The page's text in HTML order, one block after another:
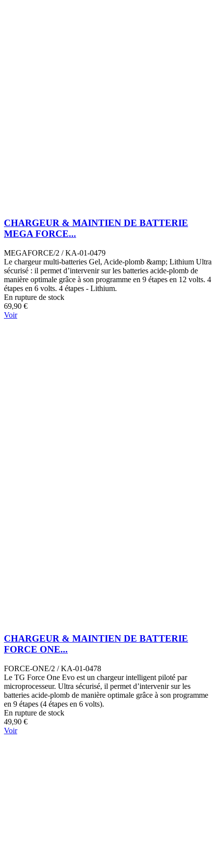
CHARGEUR & MAINTIEN DE BATTERIE
MEGA FORCE...
MEGAFORCE/2 / KA-01-0479
Le chargeur multi-batteries Gel, Acide-plomb &amp; Lithium Ultra
sécurisé : il permet d’intervenir sur les batteries acide-plomb de
manière optimale grâce à son programme en 9 étapes en 12 volts. 4
étapes en 6 volts. 4 étapes - Lithium.
En rupture de stock
69,90 €
Voir
CHARGEUR & MAINTIEN DE BATTERIE
FORCE ONE...
FORCE-ONE/2 / KA-01-0478
Le TG Force One Evo est un chargeur intelligent piloté par
microprocesseur. Ultra sécurisé, il permet d’intervenir sur les
batteries acide-plomb de manière optimale grâce à son programme
en 9 étapes (4 étapes en 6 volts).
En rupture de stock
49,90 €
Voir